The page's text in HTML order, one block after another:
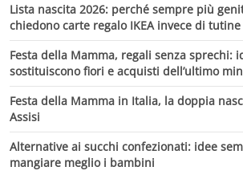
Lista nascita 2026: perché sempre più
chiedono carte regalo IKEA invece di
Festa della Mamma, regali senza sprechi:
sostituiscono fiori e acquisti dell’ultimo
Festa della Mamma in Italia, la doppia
Assisi
Alternative ai succhi confezionati: idee
mangiare meglio i bambini